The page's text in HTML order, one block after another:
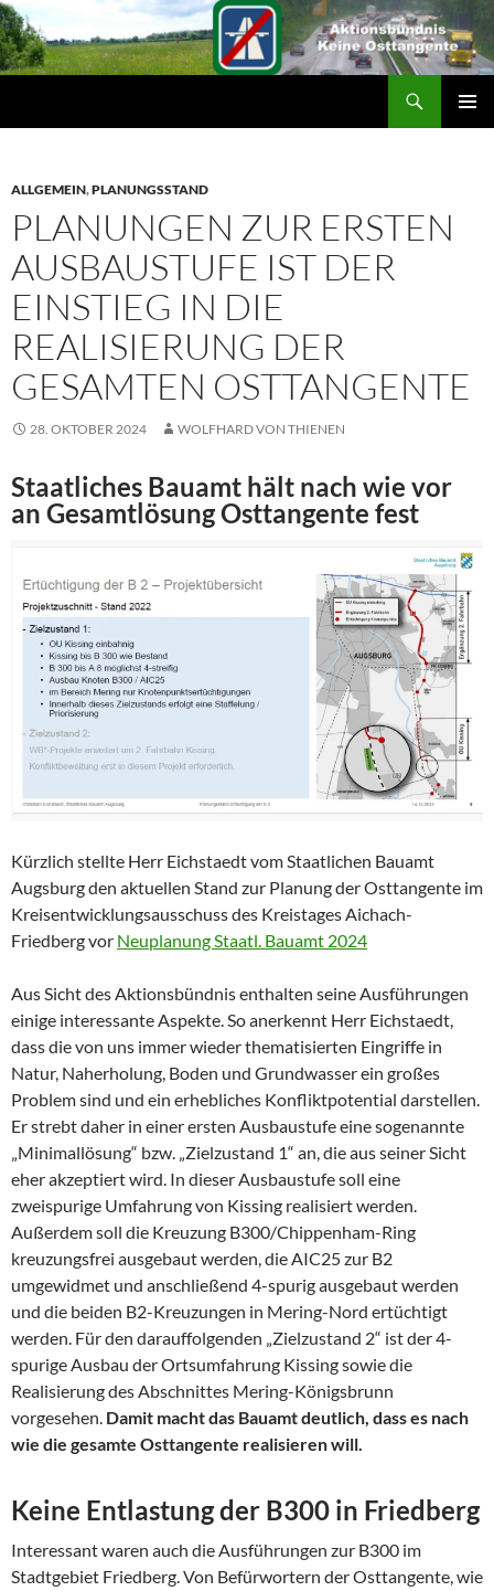
ALLGEMEIN,PLANUNGSSTAND
PLANUNGEN ZUR ERSTEN
AUSBAUSTUFE IST DER
EINSTIEG IN DIE
REALISIERUNG DER
GESAMTEN OSTTANGENTE
28. OKTOBER 2024 WOLFHARD VON THIENEN
Staatliches Bauamt hält nach wie vor
an Gesamtlösung Osttangente fest
Kürzlich stellte Herr Eichstaedt vom Staatlichen Bauamt
Augsburg den aktuellen Stand zur Planung der Osttangente im
Kreisentwicklungsausschuss des Kreistages Aichach-
Friedberg vor Neuplanung Staatl. Bauamt 2024
Aus Sicht des Aktionsbündnis enthalten seine Ausführungen
einige interessante Aspekte. So anerkennt Herr Eichstaedt,
dass die von uns immer wieder thematisierten Eingriffe in
Natur, Naherholung, Boden und Grundwasser ein großes
Problem sind und ein erhebliches Konfliktpotential darstellen.
Er strebt daher in einer ersten Ausbaustufe eine sogenannte
„Minimallösung“ bzw. „Zielzustand 1“ an, die aus seiner Sicht
eher akzeptiert wird. In dieser Ausbaustufe soll eine
zweispurige Umfahrung von Kissing realisiert werden.
Außerdem soll die Kreuzung B300/Chippenham-Ring
kreuzungsfrei ausgebaut werden, die AIC25 zur B2
umgewidmet und anschließend 4-spurig ausgebaut werden
und die beiden B2-Kreuzungen in Mering-Nord ertüchtigt
werden. Für den darauffolgenden „Zielzustand 2“ ist der 4-
spurige Ausbau der Ortsumfahrung Kissing sowie die
Realisierung des Abschnittes Mering-Königsbrunn
vorgesehen. Damit macht das Bauamt deutlich, dass es nach
wie die gesamte Osttangente realisieren will.
Keine Entlastung der B300 in Friedberg
Interessant waren auch die Ausführungen zur B300 im
Stadtgebiet Friedberg. Von Befürwortern der Osttangente, wie